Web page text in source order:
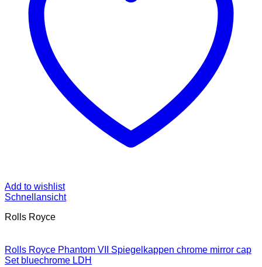
Add to wishlist
Schnellansicht
Rolls Royce
Rolls Royce Phantom VII Spiegelkappen chrome mirror cap
Set bluechrome LDH